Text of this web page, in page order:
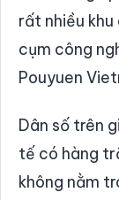
rất nhiều khu
cụm công
Pouyuen
Dân số trên
tế có hàng
không nằm